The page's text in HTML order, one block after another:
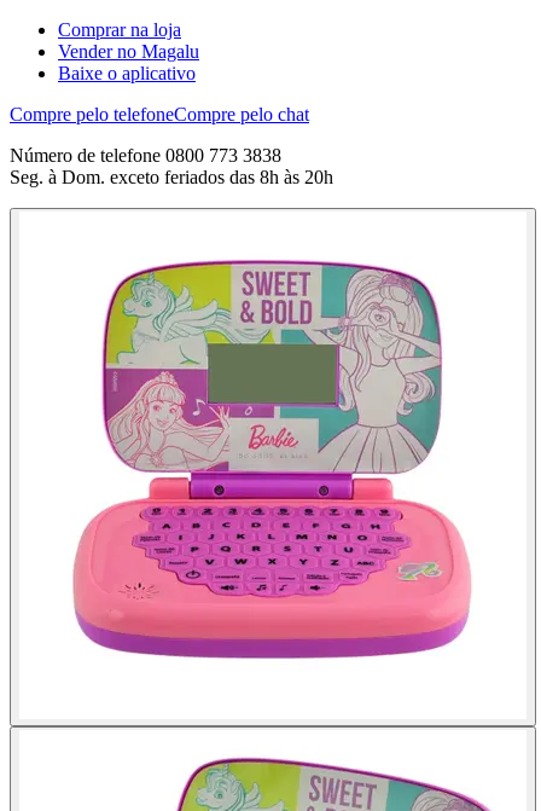
Comprar na loja
Vender no Magalu
Baixe o aplicativo
Compre pelo telefoneCompre pelo chat
Número de telefone 0800 773 3838
Seg. à Dom. exceto feriados das 8h às 20h